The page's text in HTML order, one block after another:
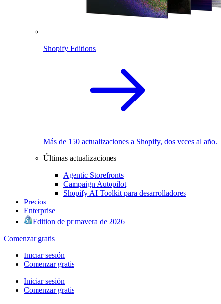
Shopify Editions
Más de 150 actualizaciones a Shopify, dos veces al año.
Últimas actualizaciones
Agentic Storefronts
Campaign Autopilot
Shopify AI Toolkit para desarrolladores
Precios
Enterprise
Edition de primavera de 2026
Comenzar gratis
Iniciar sesión
Comenzar gratis
Iniciar sesión
Comenzar gratis